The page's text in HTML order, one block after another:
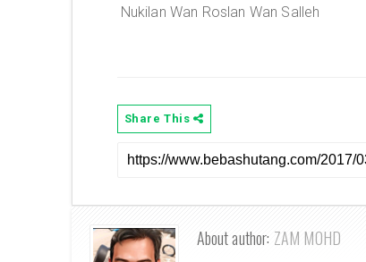
Nukilan Wan Roslan Wan Salleh
Share This
About author: ZAM MOHD